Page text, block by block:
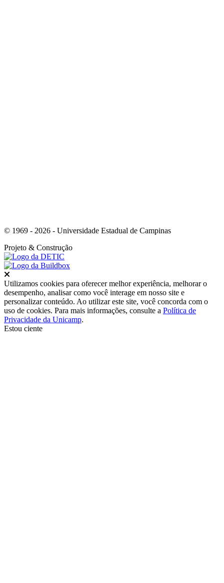
© 1969 - 2026 - Universidade Estadual de Campinas
Projeto & Construção
Utilizamos cookies para oferecer melhor experiência, melhorar o
desempenho, analisar como você interage em nosso site e
personalizar conteúdo. Ao utilizar este site, você concorda com o
uso de cookies. Para mais informações, consulte a Política de
Privacidade da Unicamp.
Estou ciente